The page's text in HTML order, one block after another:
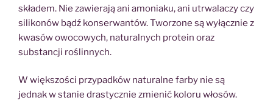
składem. Nie zawierają ani amoniaku, ani utrwalaczy czy
silikonów bądź konserwantów. Tworzone są wyłącznie z
kwasów owocowych, naturalnych protein oraz
substancji roślinnych.
W większości przypadków naturalne farby nie są
jednak w stanie drastycznie zmienić koloru włosów.